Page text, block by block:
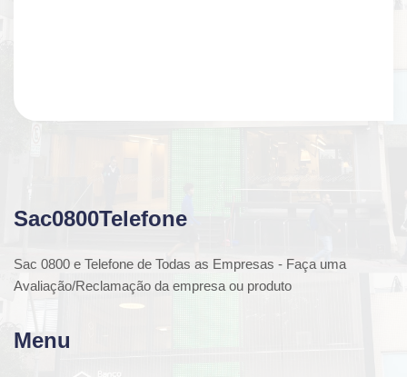
Sac0800Telefone
Sac 0800 e Telefone de Todas as Empresas - Faça uma
Avaliação/Reclamação da empresa ou produto
Menu